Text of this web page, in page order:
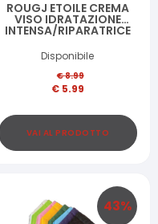
ROUGJ ETOILE CREMA
VISO IDRATAZIONE
INTENSA/RIPARATRICE
Disponibile
€8.99
€ 5.99
VAI AL PRODOTTO
43%